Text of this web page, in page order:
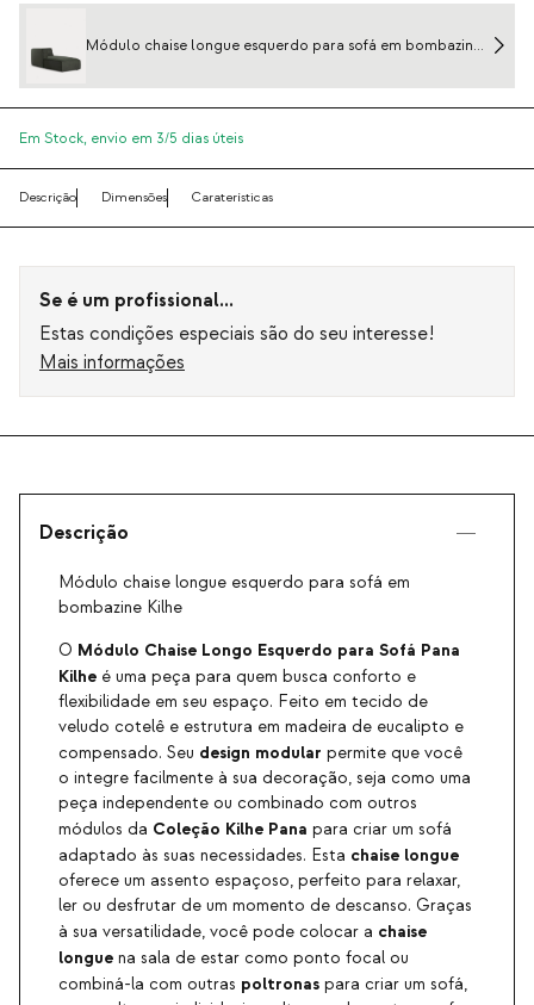
Módulo chaise longue esquerdo para sofá em bombazine
Em Stock, envio em 3/5 dias úteis
Descrição Dimensões Caraterísticas
Se é um profissional...
Estas condições especiais são do seu interesse!
Mais informações
Descrição
Módulo chaise longue esquerdo para sofá em
bombazine Kilhe
O Módulo Chaise Longo Esquerdo para Sofá Pana
Kilhe é uma peça para quem busca conforto e
flexibilidade em seu espaço. Feito em tecido de
veludo cotelê e estrutura em madeira de eucalipto e
compensado. Seu design modular permite que você
o integre facilmente à sua decoração, seja como uma
peça independente ou combinado com outros
módulos da Coleção Kilhe Pana para criar um sofá
adaptado às suas necessidades. Esta chaise longue
oferece um assento espaçoso, perfeito para relaxar,
ler ou desfrutar de um momento de descanso. Graças
à sua versatilidade, você pode colocar a chaise
longue na sala de estar como ponto focal ou
combiná-la com outras poltronas para criar um sofá,